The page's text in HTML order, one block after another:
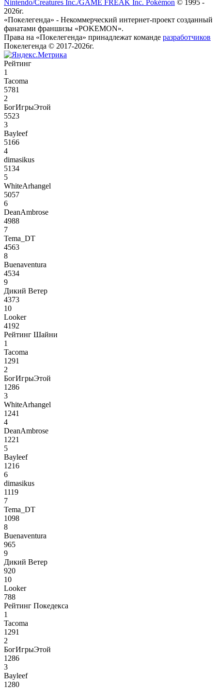
Nintendo/Creatures Inc./GAME FREAK Inc. Pokémon © 1995 -
2026г.
«Покелегенда» - Некоммерческий интернет-проект созданный
фанатами франшизы «POKEMON».
Права на «Покелегенда» принадлежат команде разработчиков
Покелегенда © 2017-2026г.
Рейтинг
1
Tacoma
5781
2
БогИгрыЭтой
5523
3
Bayleef
5166
4
dimasikus
5134
5
WhiteArhangel
5057
6
DeanAmbrose
4988
7
Tema_DT
4563
8
Buenaventura
4534
9
Дикий Ветер
4373
10
Looker
4192
Рейтинг Шайни
1
Tacoma
1291
2
БогИгрыЭтой
1286
3
WhiteArhangel
1241
4
DeanAmbrose
1221
5
Bayleef
1216
6
dimasikus
1119
7
Tema_DT
1098
8
Buenaventura
965
9
Дикий Ветер
920
10
Looker
788
Рейтинг Покедекса
1
Tacoma
1291
2
БогИгрыЭтой
1286
3
Bayleef
1280